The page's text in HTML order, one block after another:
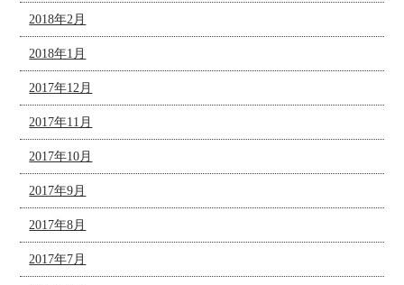
2018年2月
2018年1月
2017年12月
2017年11月
2017年10月
2017年9月
2017年8月
2017年7月